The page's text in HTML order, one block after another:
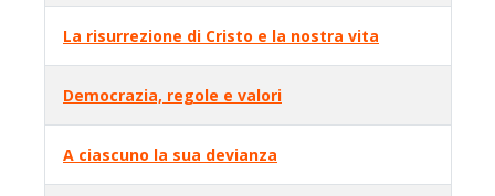
La risurrezione di Cristo e la nostra vita
Democrazia, regole e valori
A ciascuno la sua devianza